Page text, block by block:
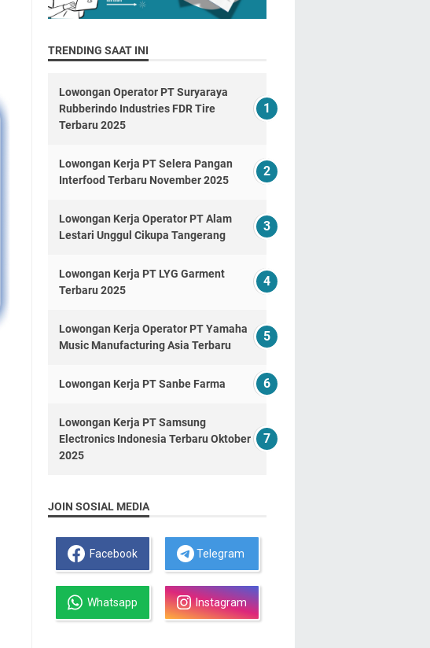
TRENDING SAAT INI
Lowongan Operator PT Suryaraya
Rubberindo Industries FDR Tire
Terbaru 2025
Lowongan Kerja PT Selera Pangan
Interfood Terbaru November 2025
Lowongan Kerja Operator PT Alam
Lestari Unggul Cikupa Tangerang
Lowongan Kerja PT LYG Garment
Terbaru 2025
Lowongan Kerja Operator PT Yamaha
Music Manufacturing Asia Terbaru
Lowongan Kerja PT Sanbe Farma
Lowongan Kerja PT Samsung
Electronics Indonesia Terbaru Oktober
2025
JOIN SOSIAL MEDIA
Facebook Telegram
Whatsapp Instagram